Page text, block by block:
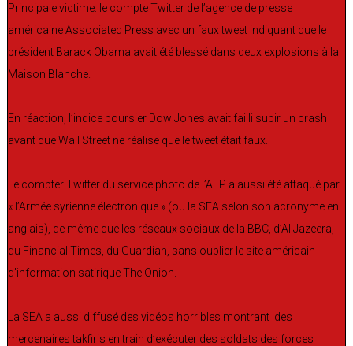
Principale victime: le compte Twitter de l’agence de presse
américaine Associated Press avec un faux tweet indiquant que le
président Barack Obama avait été blessé dans deux explosions à la
Maison Blanche.
En réaction, l’indice boursier Dow Jones avait failli subir un crash
avant que Wall Street ne réalise que le tweet était faux.
Le compter Twitter du service photo de l’AFP a aussi été attaqué par
« l’Armée syrienne électronique » (ou la SEA selon son acronyme en
anglais), de même que les réseaux sociaux de la BBC, d’Al Jazeera,
du Financial Times, du Guardian, sans oublier le site américain
d’information satirique The Onion.
La SEA a aussi diffusé des vidéos horribles montrant des
mercenaires takfiris en train d’exécuter des soldats des forces